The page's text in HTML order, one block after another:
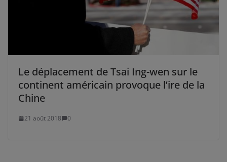
Le déplacement de Tsai Ing-wen sur le
continent américain provoque l’ire de la
Chine
21 août 2018 0